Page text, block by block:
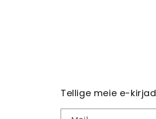
Tellige meie e-kirjad